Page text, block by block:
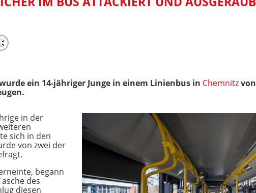
ein 14-jähriger Junge in einem Linienbus in Chemnitz
in der
sich in den
von zwei der
begann
des
diesen